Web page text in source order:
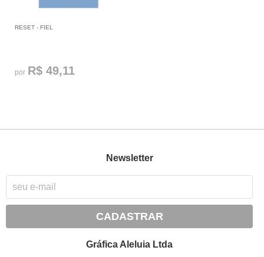
RESET - FIEL
por R$ 49,11
Newsletter
CADASTRAR
Gráfica Aleluia Ltda